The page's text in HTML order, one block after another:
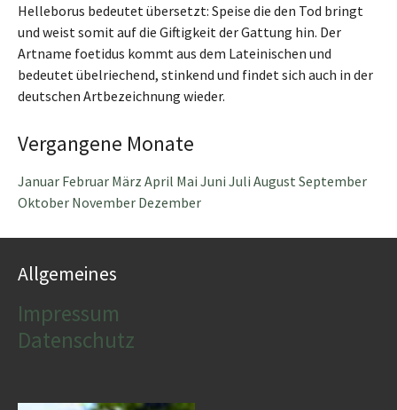
Helleborus bedeutet übersetzt: Speise die den Tod bringt
und weist somit auf die Giftigkeit der Gattung hin. Der
Artname foetidus kommt aus dem Lateinischen und
bedeutet übelriechend, stinkend und findet sich auch in der
deutschen Artbezeichnung wieder.
Vergangene Monate
Januar Februar März April Mai Juni Juli August September
Oktober November Dezember
Allgemeines
Impressum
Datenschutz